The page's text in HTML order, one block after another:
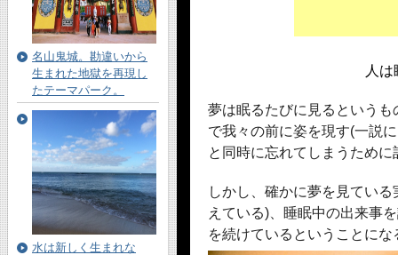
人
夢は眠るたびに見るという
で我々の前に姿を現す(一説
と同時に忘れてしまうため
しかし、確かに夢を見てい
えている)、睡眠中の出来事
を続けているということにな
名山鬼城。勘違いから
生まれた地獄を再現し
たテーマパーク。
水は新しく生まれな